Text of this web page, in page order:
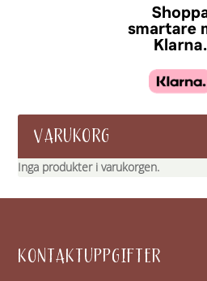
VARUKORG
Inga produkter i varukorgen.
KONTAKTUPPGIFTER